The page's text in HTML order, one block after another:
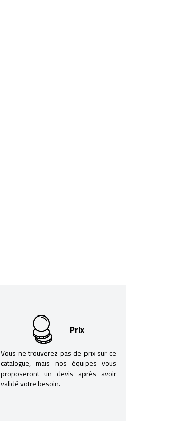
Prix
Vous ne trouverez pas de prix sur ce
catalogue, mais nos équipes vous
proposeront un devis après avoir
validé votre besoin.